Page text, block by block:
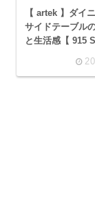
【 artek 】ダイ
サイドテーブル
と生活感【 915